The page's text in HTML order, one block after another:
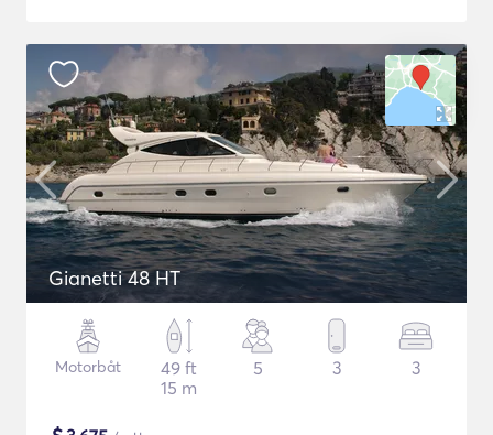
Gianetti 48 HT
Motorbåt
49 ft
15 m
5 3 3